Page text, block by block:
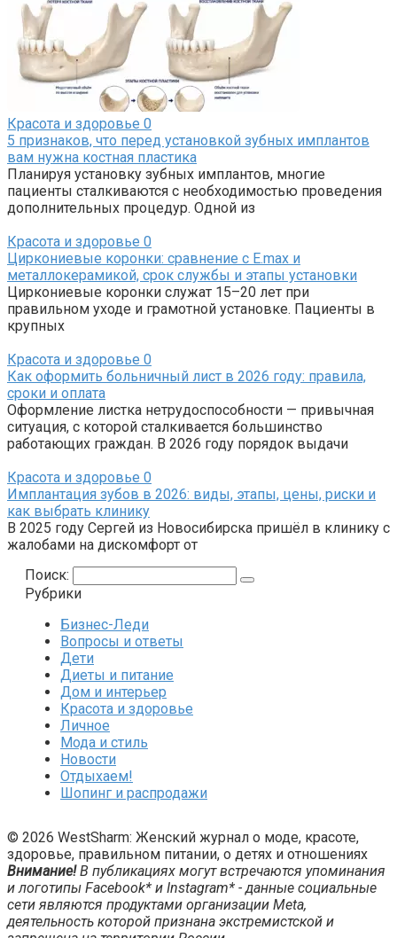
Красота и здоровье 0
5 признаков, что перед установкой зубных имплантов
вам нужна костная пластика
Планируя установку зубных имплантов, многие
пациенты сталкиваются с необходимостью проведения
дополнительных процедур. Одной из
Красота и здоровье 0
Циркониевые коронки: сравнение с E.max и
металлокерамикой, срок службы и этапы установки
Циркониевые коронки служат 15–20 лет при
правильном уходе и грамотной установке. Пациенты в
крупных
Красота и здоровье 0
Как оформить больничный лист в 2026 году: правила,
сроки и оплата
Оформление листка нетрудоспособности — привычная
ситуация, с которой сталкивается большинство
работающих граждан. В 2026 году порядок выдачи
Красота и здоровье 0
Имплантация зубов в 2026: виды, этапы, цены, риски и
как выбрать клинику
В 2025 году Сергей из Новосибирска пришёл в клинику с
жалобами на дискомфорт от
Поиск:
Рубрики
Бизнес-Леди
Вопросы и ответы
Дети
Диеты и питание
Дом и интерьер
Красота и здоровье
Личное
Мода и стиль
Новости
Отдыхаем!
Шопинг и распродажи
© 2026 WestSharm: Женский журнал о моде, красоте,
здоровье, правильном питании, о детях и отношениях
Внимание!В публикациях могут встречаются упоминания
и логотипы Facebook* и Instagram* - данные социальные
сети являются продуктами организации Meta,
деятельность которой признана экстремистской и